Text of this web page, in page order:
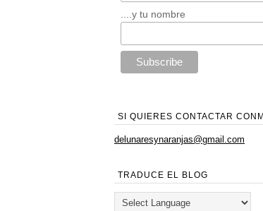
....y tu nombre
SI QUIERES CONTACTAR
delunaresynaranjas@gmail.com
TRADUCE EL BLOG